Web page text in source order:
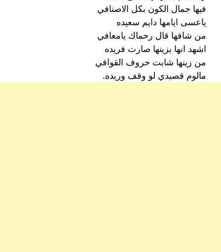
فيها جمال الكون بكل الاصنافي
ياعسى ايامها دايم سعيده
من شافها قال رحماك يامعافي
اشهد انها بزينها صارت فريده
من زينها شابت حروف القوافي
مالوم قصيدي لو وقف وريده.